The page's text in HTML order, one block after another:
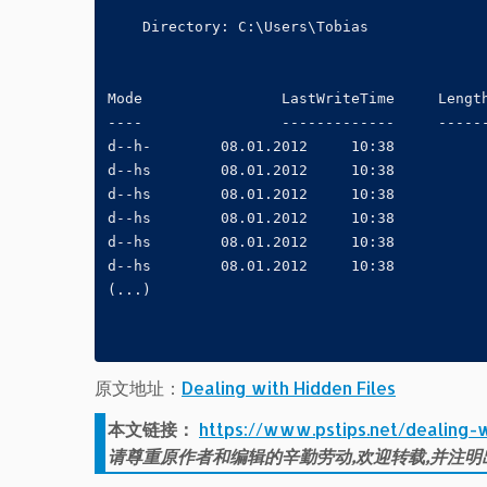
    Directory: C:\Users\Tobias
Mode
----
d--h-
d--hs
d--hs
d--hs
d--hs
d--hs
(...)
原文地址： Dealing with Hidden Files
本文链接： https://www.pstips.net/dealing-
请尊重原作者和编辑的辛勤劳动,欢迎转载,并注明